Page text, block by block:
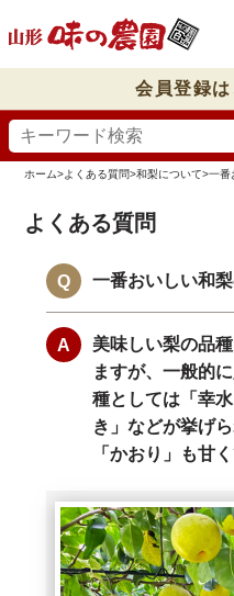
会員登録
ホーム>よくある質問>和梨について>一番
よくある質問
一番おいしい和
美味しい梨の品
ますが、一般的
種としては「幸
き」などが挙げ
「かおり」も甘